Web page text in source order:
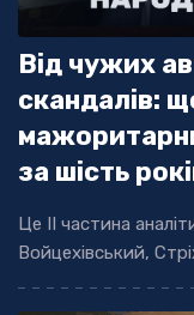
Від чужих
скандалів:
за шість
Це ІІ частина
Войцехівський,